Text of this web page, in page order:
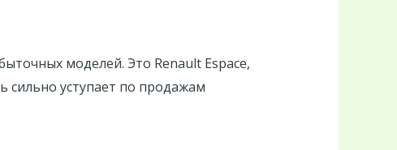
моделей. Это Renault Espace,
сильно уступает по продажам